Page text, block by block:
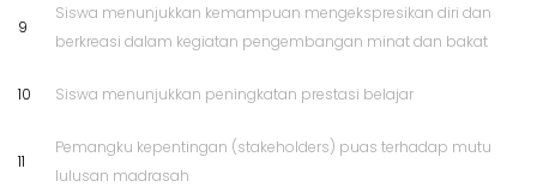
9
Siswa menunjukkan kemampuan mengekspresikan diri dan
berkreasi dalam kegiatan pengembangan minat dan bakat
10 Siswa menunjukkan peningkatan prestasi belajar
11
Pemangku kepentingan (stakeholders) puas terhadap mutu
lulusan madrasah